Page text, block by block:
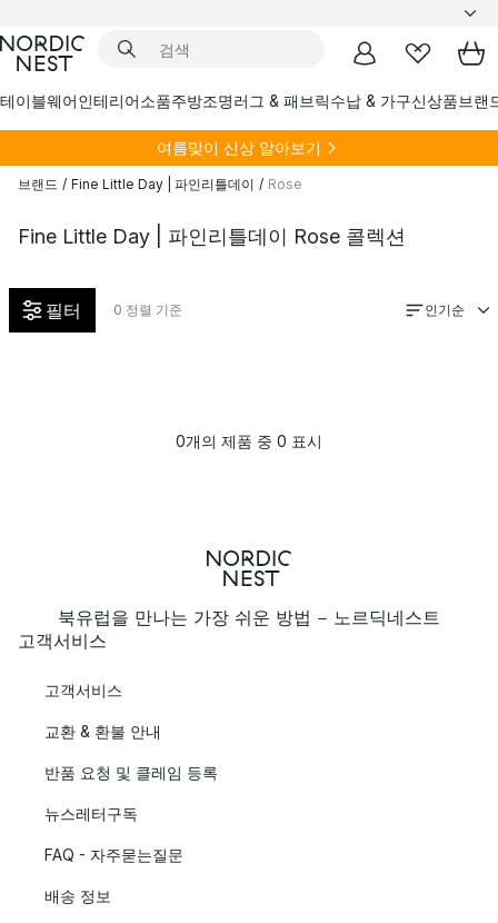
테이블웨어인테리어소품주방조명러그 & 패브릭수납 & 가구신상품브랜
여름맞이 신상 알아보기
브랜드 / Fine Little Day | 파인리틀데이 / Rose
Fine Little Day | 파인리틀데이 Rose 콜렉션
필터 0 정렬 기준 인기순
0개의 제품 중 0 표시
북유럽을 만나는 가장 쉬운 방법 - 노르딕네스트
고객서비스
고객서비스
교환 & 환불 안내
반품 요청 및 클레임 등록
뉴스레터구독
FAQ - 자주묻는질문
배송 정보